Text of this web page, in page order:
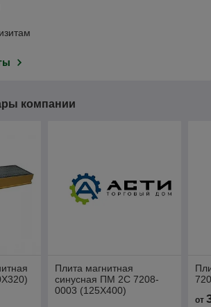
компании
Плита магнитная
синусная ПМ 2С 7208-
0003 (125Х400)
от